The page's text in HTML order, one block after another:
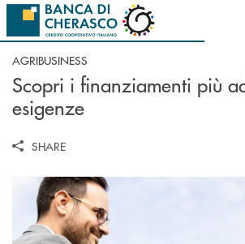
Salta al contenuto principale
AGRIBUSINESS
Scopri i finanziamenti più
esigenze
SHARE